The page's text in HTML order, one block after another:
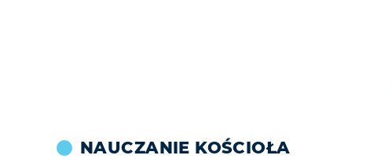
NAUCZANIE KOŚCIOŁA